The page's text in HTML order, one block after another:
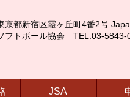
京都新宿区霞ヶ丘町4番2号
フトボール協会 TEL.03-5843-
JSA